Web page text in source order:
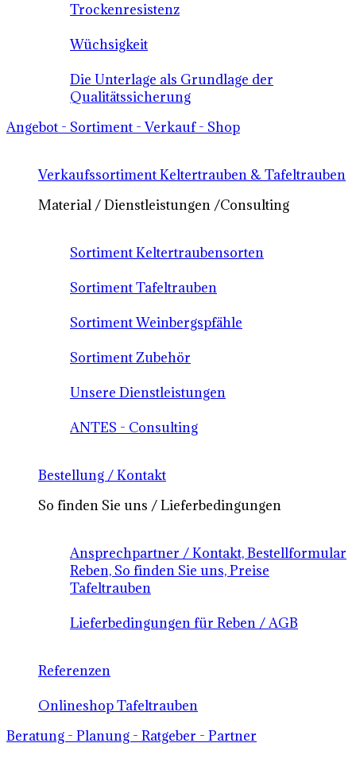
Trockenresistenz
Wüchsigkeit
Die Unterlage als Grundlage der
Qualitätssicherung
Angebot - Sortiment - Verkauf - Shop
Verkaufssortiment Keltertrauben & Tafeltrauben
Material / Dienstleistungen /Consulting
Sortiment Keltertraubensorten
Sortiment Tafeltrauben
Sortiment Weinbergspfähle
Sortiment Zubehör
Unsere Dienstleistungen
ANTES - Consulting
Bestellung / Kontakt
So finden Sie uns / Lieferbedingungen
Ansprechpartner / Kontakt, Bestellformular
Reben, So finden Sie uns, Preise
Tafeltrauben
Lieferbedingungen für Reben / AGB
Referenzen
Onlineshop Tafeltrauben
Beratung - Planung - Ratgeber - Partner